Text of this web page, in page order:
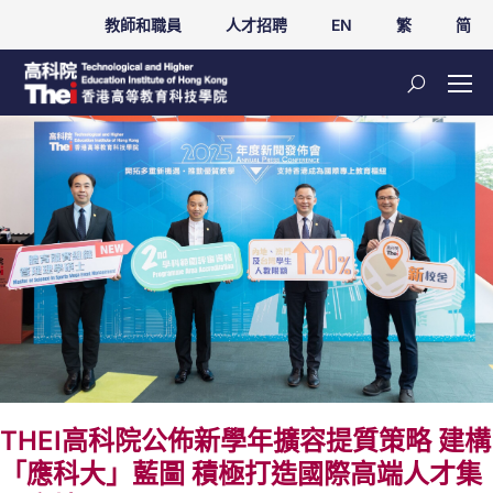
教師和職員 人才招聘 EN 繁 简
THEI高科院公佈新學年擴容提質策略 建構
「應科大」藍圖 積極打造國際高端人才集